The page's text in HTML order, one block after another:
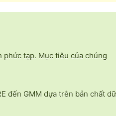
tạp. Mục tiêu của chúng
đến GMM dựa trên bản chất dữ